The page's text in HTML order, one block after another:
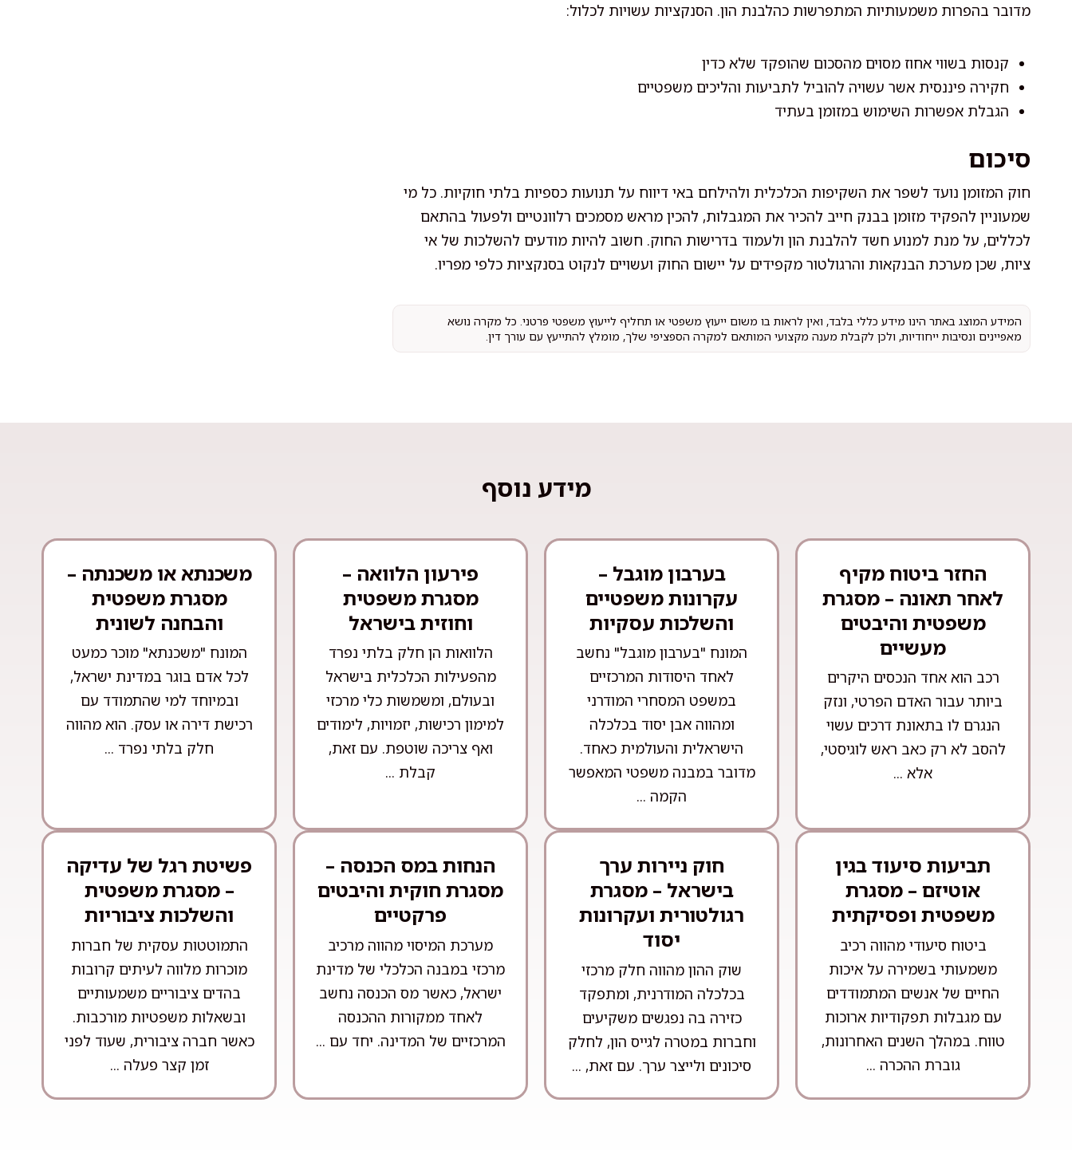
מדובר בהפרות משמעותיות המתפרשות כהלבנת הון. הסנקציות עשויות לכלול:
קנסות בשווי אחוז מסוים מהסכום שהופקד שלא כדין
חקירה פיננסית אשר עשויה להוביל לתביעות והליכים משפטיים
הגבלת אפשרות השימוש במזומן בעתיד
סיכום
חוק המזומן נועד לשפר את השקיפות הכלכלית ולהילחם באי דיווח על תנועות כספיות בלתי חוקיות. כל מי
שמעוניין להפקיד מזומן בבנק חייב להכיר את המגבלות, להכין מראש מסמכים רלוונטיים ולפעול בהתאם
לכללים, על מנת למנוע חשד להלבנת הון ולעמוד בדרישות החוק. חשוב להיות מודעים להשלכות של אי
ציות, שכן מערכת הבנקאות והרגולטור מקפידים על יישום החוק ועשויים לנקוט בסנקציות כלפי מפריו.
המידע המוצג באתר הינו מידע כללי בלבד, ואין לראות בו משום ייעוץ משפטי או תחליף לייעוץ משפטי פרטני. כל מקרה נושא
מאפיינים ונסיבות ייחודיות, ולכן לקבלת מענה מקצועי המותאם למקרה הספציפי שלך, מומלץ להתייעץ עם עורך דין.
מידע נוסף
החזר ביטוח מקיף
לאחר תאונה – מסגרת
משפטית והיבטים
מעשיים
רכב הוא אחד הנכסים היקרים
ביותר עבור האדם הפרטי, ונזק
הנגרם לו בתאונת דרכים עשוי
להסב לא רק כאב ראש לוגיסטי,
אלא ...
בערבון מוגבל –
עקרונות משפטיים
והשלכות עסקיות
המונח "בערבון מוגבל" נחשב
לאחד היסודות המרכזיים
במשפט המסחרי המודרני
ומהווה אבן יסוד בכלכלה
הישראלית והעולמית כאחד.
מדובר במבנה משפטי המאפשר
הקמה ...
פירעון הלוואה –
מסגרת משפטית
וחוזית בישראל
הלוואות הן חלק בלתי נפרד
מהפעילות הכלכלית בישראל
ובעולם, ומשמשות כלי מרכזי
למימון רכישות, יזמויות, לימודים
ואף צריכה שוטפת. עם זאת,
קבלת ...
משכנתא או משכנתה –
מסגרת משפטית
והבחנה לשונית
המונח "משכנתא" מוכר כמעט
לכל אדם בוגר במדינת ישראל,
ובמיוחד למי שהתמודד עם
רכישת דירה או עסק. הוא מהווה
חלק בלתי נפרד ...
תביעות סיעוד בגין
אוטיזם – מסגרת
משפטית ופסיקתית
ביטוח סיעודי מהווה רכיב
משמעותי בשמירה על איכות
החיים של אנשים המתמודדים
עם מגבלות תפקודיות ארוכות
טווח. במהלך השנים האחרונות,
גוברת ההכרה ...
חוק ניירות ערך
בישראל – מסגרת
רגולטורית ועקרונות
יסוד
שוק ההון מהווה חלק מרכזי
בכלכלה המודרנית, ומתפקד
כזירה בה נפגשים משקיעים
וחברות במטרה לגייס הון, לחלק
סיכונים ולייצר ערך. עם זאת, ...
הנחות במס הכנסה –
מסגרת חוקית והיבטים
פרקטיים
מערכת המיסוי מהווה מרכיב
מרכזי במבנה הכלכלי של מדינת
ישראל, כאשר מס הכנסה נחשב
לאחד ממקורות ההכנסה
המרכזיים של המדינה. יחד עם ...
פשיטת רגל של עדיקה
– מסגרת משפטית
והשלכות ציבוריות
התמוטטות עסקית של חברות
מוכרות מלווה לעיתים קרובות
בהדים ציבוריים משמעותיים
ובשאלות משפטיות מורכבות.
כאשר חברה ציבורית, שעוד לפני
זמן קצר פעלה ...